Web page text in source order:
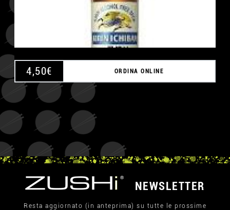
4,50€ ORDINA ONLINE
NEWSLETTER
Resta aggiornato (in anteprima) su tutte le prossime